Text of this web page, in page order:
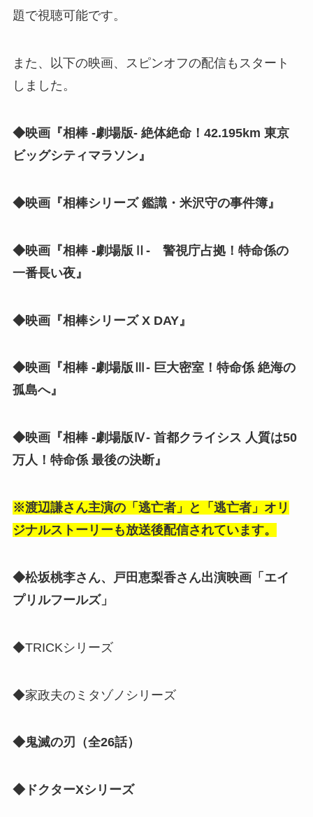
題で視聴可能です。
また、以下の映画、スピンオフの配信もスタート
しました。
◆映画『相棒 -劇場版- 絶体絶命！42.195km 東京
ビッグシティマラソン』
◆映画『相棒シリーズ 鑑識・米沢守の事件簿』
◆映画『相棒 -劇場版Ⅱ- 警視庁占拠！特命係の
一番長い夜』
◆映画『相棒シリーズ X DAY』
◆映画『相棒 -劇場版Ⅲ- 巨大密室！特命係 絶海の
孤島へ』
◆映画『相棒 -劇場版Ⅳ- 首都クライシス 人質は50
万人！特命係 最後の決断』
※渡辺謙さん主演の「逃亡者」と「逃亡者」オリ
ジナルストーリーも放送後配信されています。
◆松坂桃李さん、戸田恵梨香さん出演映画「エイ
プリルフールズ」
◆TRICKシリーズ
◆家政夫のミタゾノシリーズ
◆鬼滅の刃（全26話）
◆ドクターXシリーズ